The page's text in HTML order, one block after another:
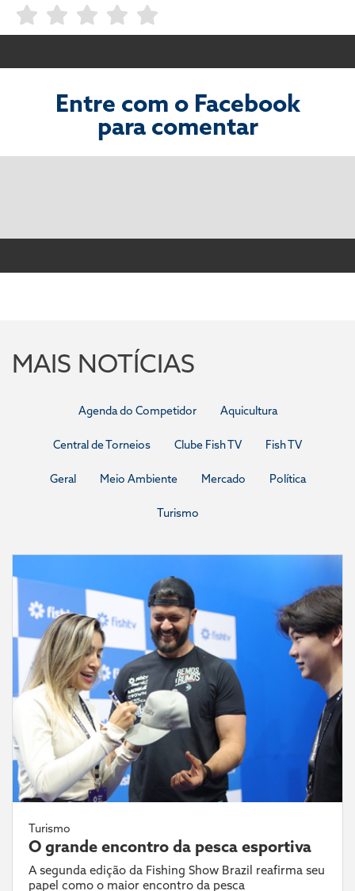
Entre com o Facebook
para comentar
MAIS NOTÍCIAS
Agenda do Competidor Aquicultura
Central de Torneios Clube Fish TV Fish TV
Geral Meio Ambiente Mercado Política
Turismo
Turismo
O grande encontro da pesca esportiva
A segunda edição da Fishing Show Brazil reafirma seu
papel como o maior encontro da pesca